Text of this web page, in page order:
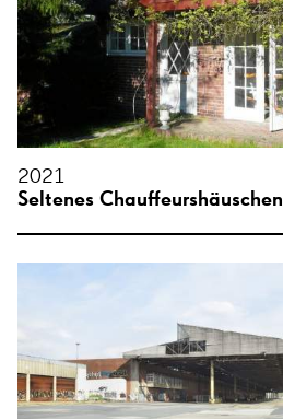
2021
Seltenes Chauffeurshäuschen